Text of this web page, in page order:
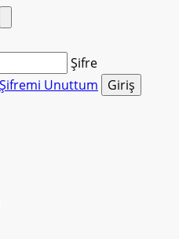
Şifre
Şifremi Unuttum